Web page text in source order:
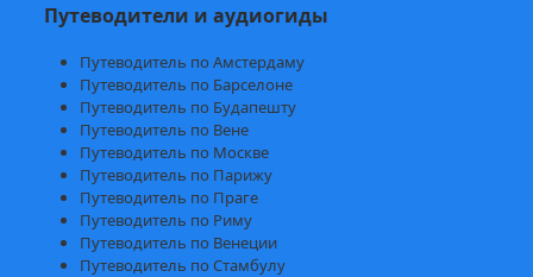
Путеводители и аудиогиды
Путеводитель по Амстердаму
Путеводитель по Барселоне
Путеводитель по Будапешту
Путеводитель по Вене
Путеводитель по Москве
Путеводитель по Парижу
Путеводитель по Праге
Путеводитель по Риму
Путеводитель по Венеции
Путеводитель по Стамбулу